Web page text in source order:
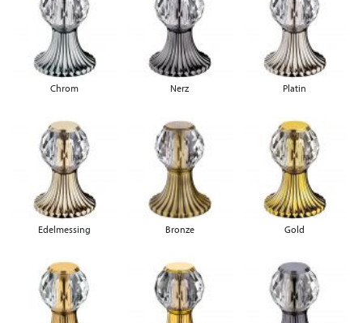
Chrom Nerz Platin
Edelmessing Bronze Gold